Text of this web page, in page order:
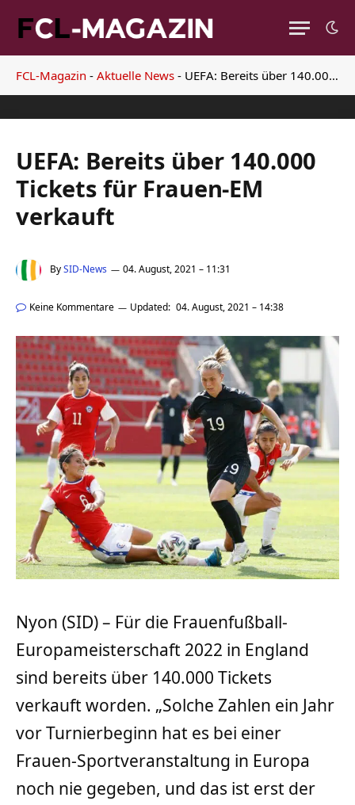
FCL-Magazin - Aktuelle News - UEFA: Bereits über 140.000 Tickets für Frauen-EM verkauft
UEFA: Bereits über 140.000
Tickets für Frauen-EM
verkauft
BySID-News 04. August, 2021 – 11:31
Keine Kommentare Updated: 04. August, 2021 – 14:38
Nyon (SID) – Für die Frauenfußball-
Europameisterschaft 2022 in England
sind bereits über 140.000 Tickets
verkauft worden. „Solche Zahlen ein Jahr
vor Turnierbeginn hat es bei einer
Frauen-Sportveranstaltung in Europa
noch nie gegeben, und das ist erst der